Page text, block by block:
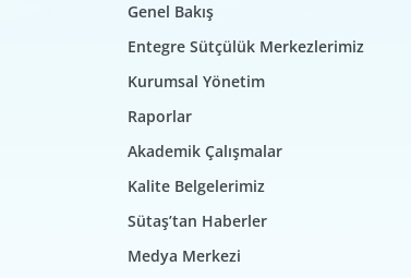
Genel Bakış
Entegre Sütçülük Merkezlerimiz
Kurumsal Yönetim
Raporlar
Akademik Çalışmalar
Kalite Belgelerimiz
Sütaş’tan Haberler
Medya Merkezi